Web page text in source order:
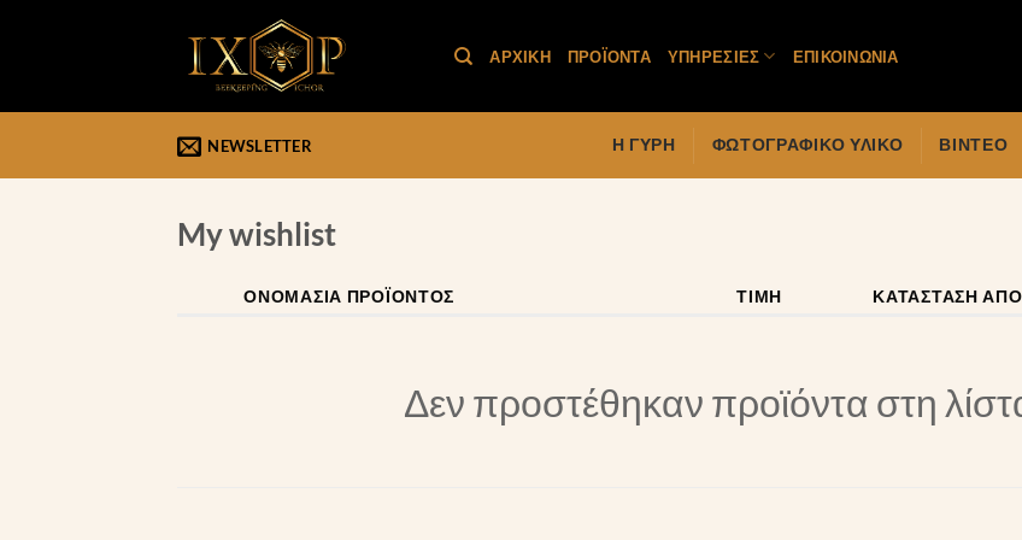
ΑΡΧΙΚΉ ΠΡΟΪΌΝΤΑ ΥΠΗΡΕΣΊΕΣ ΕΠΙΚΟΙΝΩΝΊΑ
NEWSLETTER Η ΓΎΡΗ ΦΩΤΟΓΡΑΦΙΚΌ ΥΛΙΚΌ ΒΊΝΤΕΟ
My wishlist
ΟΝΟΜΑΣΊΑ ΠΡΟΪΌΝΤΟΣ ΤΙΜΉ ΚΑΤΆΣΤΑΣΗ
Δεν προστέθηκαν προϊόντα στη